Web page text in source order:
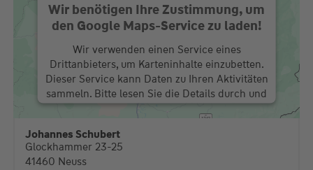
Wir benötigen Ihre Zustimmung, um
den Google Maps-Service zu laden!
Wir verwenden einen Service eines
Drittanbieters, um Karteninhalte einzubetten.
Dieser Service kann Daten zu Ihren Aktivitäten
sammeln. Bitte lesen Sie die Details durch und
stimmen Sie der Nutzung des Service zu, um
diese Karte anzuzeigen.
Mehr Informationen
Johannes Schubert
Glockhammer 23-25
41460 Neuss